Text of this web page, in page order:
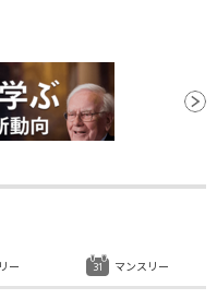
ー マンスリー